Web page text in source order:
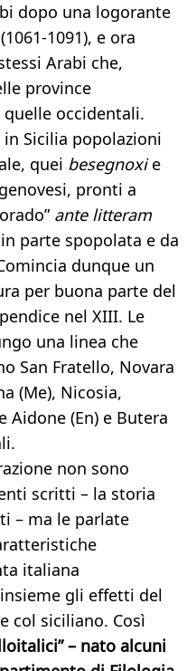
dopo una logorante
1091), e ora
Arabi che,
province
occidentali.
Sicilia popolazioni
quei besegnoxie
pronti a
ante litteram
parte spopolata e da
dunque un
per buona parte del
nel XIII. Le
una linea che
San Fratello, Novara
(Me), Nicosia,
Aidone (En) e Butera
non sono
scritti – la storia
– ma le parlate
italiana
gli effetti del
col siciliano. Così
– nato alcuni